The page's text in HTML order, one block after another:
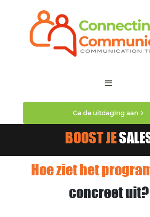
Ga de uitdaging aan
BOOST JE
Hoe ziet het
concreet uit?